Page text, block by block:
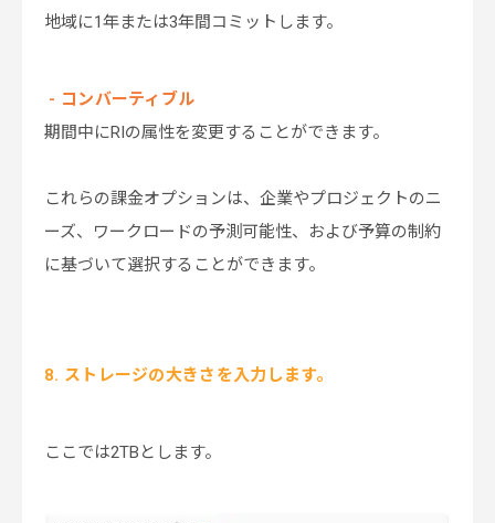
地域に1年または3年間コミットします。
- コンバーティブル
期間中にRIの属性を変更することができます。
これらの課金オプションは、企業やプロジェクトのニ
ーズ、ワークロードの予測可能性、および予算の制約
に基づいて選択することができます。
8. ストレージの大きさを入力します。
ここでは2TBとします。